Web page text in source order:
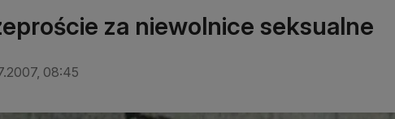
za niewolnice seksualne
08:45